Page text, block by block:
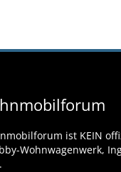
ist KEIN
Wohnwagenwerk,